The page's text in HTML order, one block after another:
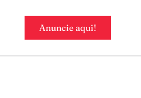
Anuncie aqui!